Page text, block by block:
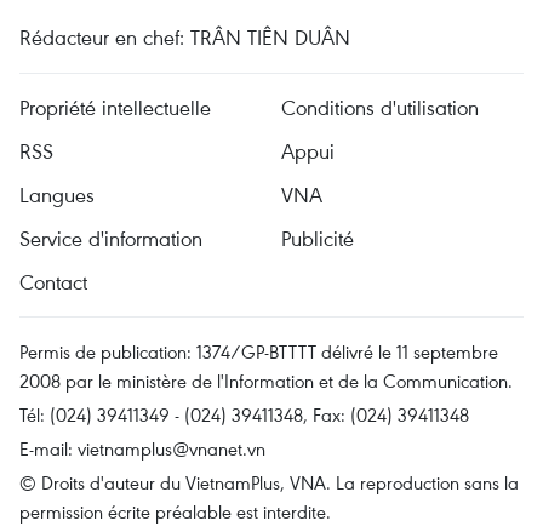
Rédacteur en chef: TRÂN TIÊN DUÂN
Propriété intellectuelle
Conditions d'utilisation
RSS
Appui
Langues
VNA
Service d'information
Publicité
Contact
Permis de publication: 1374/GP-BTTTT délivré le 11 septembre
2008 par le ministère de l'Information et de la Communication.
Tél: (024) 39411349 - (024) 39411348, Fax: (024) 39411348
E-mail: vietnamplus@vnanet.vn
© Droits d'auteur du VietnamPlus, VNA. La reproduction sans la
permission écrite préalable est interdite.